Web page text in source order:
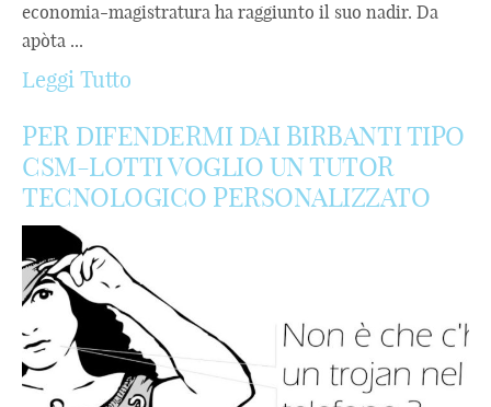
economia-magistratura ha raggiunto il suo nadir. Da
apòta ...
Leggi Tutto
PER DIFENDERMI DAI BIRBANTI TIPO
CSM-LOTTI VOGLIO UN TUTOR
TECNOLOGICO PERSONALIZZATO